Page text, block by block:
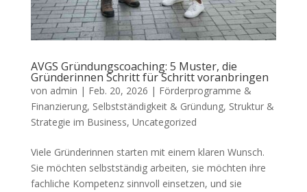
AVGS Gründungscoaching: 5 Muster, die
Gründerinnen Schritt für Schritt voranbringen
von admin | Feb. 20, 2026 | Förderprogramme &
Finanzierung, Selbstständigkeit & Gründung, Struktur &
Strategie im Business, Uncategorized
Viele Gründerinnen starten mit einem klaren Wunsch.
Sie möchten selbstständig arbeiten, sie möchten ihre
fachliche Kompetenz sinnvoll einsetzen, und sie